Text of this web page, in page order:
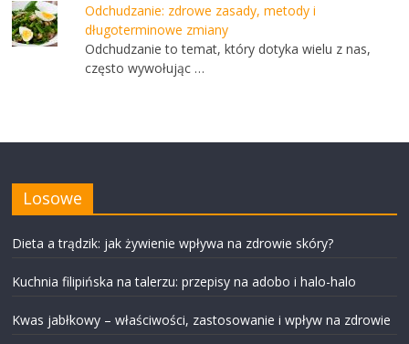
Odchudzanie: zdrowe zasady, metody i
długoterminowe zmiany
Odchudzanie to temat, który dotyka wielu z nas,
często wywołując …
Losowe
Dieta a trądzik: jak żywienie wpływa na zdrowie skóry?
Kuchnia filipińska na talerzu: przepisy na adobo i halo-halo
Kwas jabłkowy – właściwości, zastosowanie i wpływ na zdrowie